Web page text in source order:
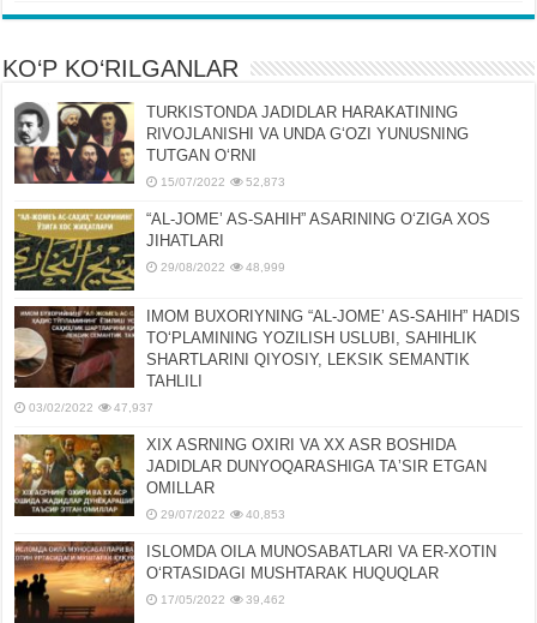
KO‘P KO‘RILGANLAR
TURKISTONDA JADIDLAR HARAKATINING
RIVOJLANISHI VA UNDA GʻOZI YUNUSNING
TUTGAN OʻRNI
15/07/2022 52,873
“AL-JOMEʼ AS-SAHIH” ASARINING OʻZIGA XOS
JIHATLARI
29/08/2022 48,999
IMOM BUXORIYNING “AL-JOMEʼ AS-SAHIH” HADIS
TOʻPLAMINING YOZILISH USLUBI, SAHIHLIK
SHARTLARINI QIYOSIY, LЕKSIK SЕMANTIK
TAHLILI
03/02/2022 47,937
XIX ASRNING OXIRI VA XX ASR BOSHIDA
JADIDLAR DUNYOQARASHIGA TAʼSIR ETGAN
OMILLAR
29/07/2022 40,853
ISLOMDA OILA MUNOSABATLARI VA ER-XOTIN
OʻRTASIDAGI MUSHTARAK HUQUQLAR
17/05/2022 39,462